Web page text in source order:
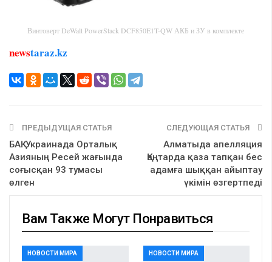
Винтоверт DeWalt PowerStack DCF850E1T-QW АКБ и ЗУ в комплекте
newstaraz.kz
ПРЕДЫДУЩАЯ СТАТЬЯ
БАҚ: Украинада Орталық
Азияның Ресей жағында
соғысқан 93 тумасы
өлген
СЛЕДУЮЩАЯ СТАТЬЯ
Алматыда апелляция
Қаңтарда қаза тапқан бес
адамға шыққан айыптау
үкімін өзгертпеді
Вам Также Могут Понравиться
НОВОСТИ МИРА НОВОСТИ МИРА